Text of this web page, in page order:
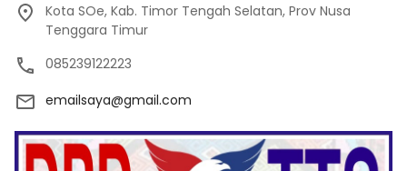
Kota SOe, Kab. Timor Tengah Selatan, Prov Nusa
Tenggara Timur
085239122223
emailsaya@gmail.com